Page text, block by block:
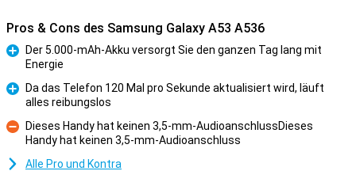
Pros & Cons des Samsung Galaxy A53 A536
Der 5.000-mAh-Akku versorgt Sie den ganzen Tag lang mit
Energie
Da das Telefon 120 Mal pro Sekunde aktualisiert wird, läuft
alles reibungslos
Kontra
Dieses Handy hat keinen 3,5-mm-AudioanschlussDieses
Handy hat keinen 3,5-mm-Audioanschluss
Alle Pro und Kontra